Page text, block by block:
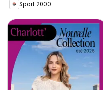
Sport 2000